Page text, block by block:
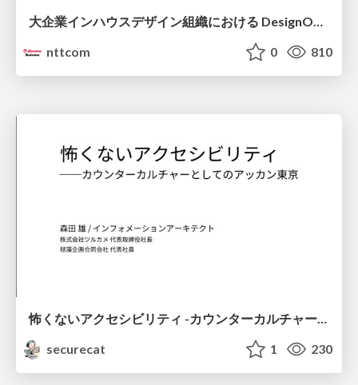
nttcom
0 810
怖くないアクセシビリティ -カウンターカルチャーとしてのアッカン東京-
securecat
1 230